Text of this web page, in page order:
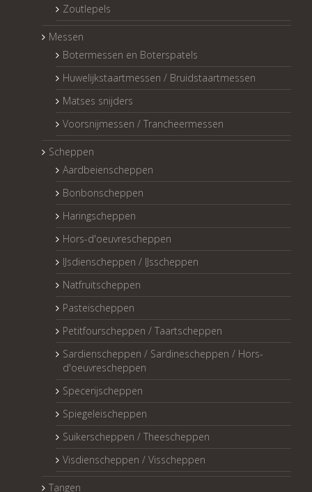
Zoutlepels
Messen
Botermessen en Boterspatels
Huwelijkstaartmessen / Bruidstaartmessen
Matses snijders
Voorsnijmessen / Trancheermessen
Scheppen
Aardbeienscheppen
Bonbonscheppen
Haringscheppen
Hors-d'oeuvrescheppen
IJsdienscheppen / IJsscheppen
Natfruitscheppen
Pasteischeppen
Petitfourscheppen / Taartscheppen
Sardienscheppen / Sardinescheppen / Hors-
d'oeuvrescheppen
Specerijscheppen
Spiegeleischeppen
Suikerscheppen / Theescheppen
Visdienscheppen / Visscheppen
Tangen